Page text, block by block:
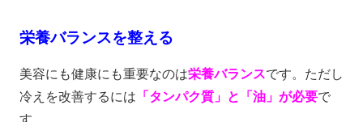
栄養バランスを整える
美容にも健康にも重要なのは栄養バランスです。ただし
冷えを改善するには 「タンパク質」と「油」が必要で